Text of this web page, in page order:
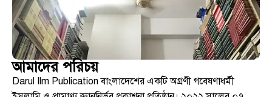
আমাদের পরিচয়
Darul Ilm Publication বাংলাদেশের একটি অগ্রণী গবেষণাধর্মী